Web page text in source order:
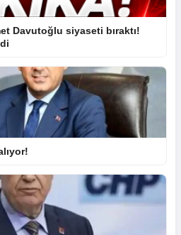
Davutoğlu siyaseti bıraktı!